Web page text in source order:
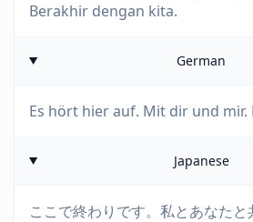
Berakhir dengan kita.
German
Es hört hier auf. Mit dir und mir.
Japanese
ここで終わりです。私とあなた